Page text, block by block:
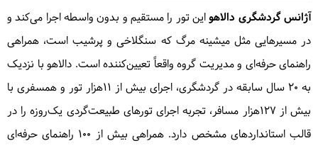
آژانس گردشگری دالاهواین تور را مستقیم و بدون واسطه اجرا می‌کند و
در مسیرهایی مثل میشینه مرگ که سنگلاخی و پرشیب است، همراهی
راهنمای حرفه‌ای و مدیریت گروه واقعاً تعیین‌کننده است. دالاهو با نزدیک
به ۲۰ سال سابقه در گردشگری، اجرای بیش از ۱۱هزار تور و همسفری با
بیش از ۱۲۷هزار مسافر، تجربه اجرای تورهای طبیعت‌گردی یک‌روزه را در
قالب استانداردهای مشخص دارد. همراهی بیش از ۱۰۰ راهنمای حرفه‌ای